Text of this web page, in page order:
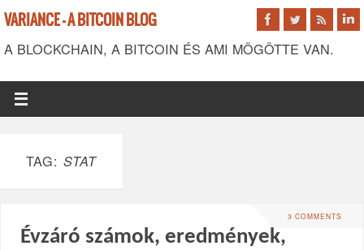
VARIANCE - A BITCOIN BLOG
A BLOCKCHAIN, A BITCOIN ÉS AMI MÖGÖTTE VAN.
TAG: STAT
3 COMMENTS
Évzáró számok, eredmények,